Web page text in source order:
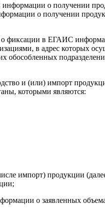
о получении
о получении
о фиксации в ЕГАИС
в адрес которых
обособленных
и (или) импорт
которыми являются:
импорт) продукции
о заявленных